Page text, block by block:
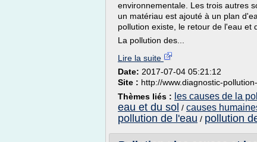
environnementale. Les trois autres
un matériau est ajouté à un plan
pollution existe, le retour de l'eau et
La pollution des...
Lire la suite
Date: 2017-07-04 05:21:12
Site : http://www.diagnostic-
Thèmes liés : les causes de la
eau et du sol / causes
pollution de l'eau / pollution